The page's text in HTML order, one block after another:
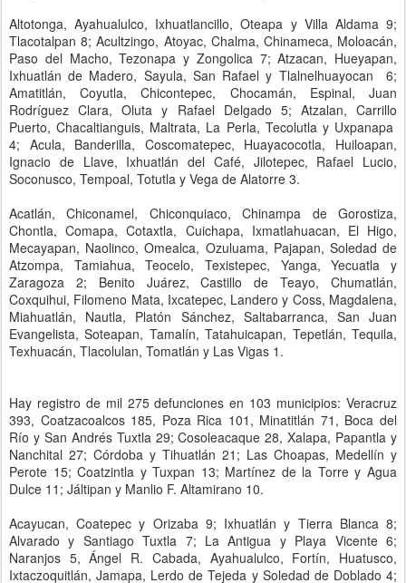
Altotonga, Ayahualulco, Ixhuatlancillo, Oteapa y Villa Aldama 9;
Tlacotalpan 8; Acultzingo, Atoyac, Chalma, Chinameca, Moloacán,
Paso del Macho, Tezonapa y Zongolica 7; Atzacan, Hueyapan,
Ixhuatlán de Madero, Sayula, San Rafael y Tlalnelhuayocan 6;
Amatitlán, Coyutla, Chicontepec, Chocamán, Espinal, Juan
Rodríguez Clara, Oluta y Rafael Delgado 5; Atzalan, Carrillo
Puerto, Chacaltianguis, Maltrata, La Perla, Tecolutla y Uxpanapa
4; Acula, Banderilla, Coscomatepec, Huayacocotla, Huiloapan,
Ignacio de Llave, Ixhuatlán del Café, Jilotepec, Rafael Lucio,
Soconusco, Tempoal, Totutla y Vega de Alatorre 3.
Acatlán, Chiconamel, Chiconquiaco, Chinampa de Gorostiza,
Chontla, Comapa, Cotaxtla, Cuichapa, Ixmatlahuacan, El Higo,
Mecayapan, Naolinco, Omealca, Ozuluama, Pajapan, Soledad de
Atzompa, Tamiahua, Teocelo, Texistepec, Yanga, Yecuatla y
Zaragoza 2; Benito Juárez, Castillo de Teayo, Chumatlán,
Coxquihui, Filomeno Mata, Ixcatepec, Landero y Coss, Magdalena,
Miahuatlán, Nautla, Platón Sánchez, Saltabarranca, San Juan
Evangelista, Soteapan, Tamalín, Tatahuicapan, Tepetlán, Tequila,
Texhuacán, Tlacolulan, Tomatlán y Las Vigas 1.
Hay registro de mil 275 defunciones en 103 municipios: Veracruz
393, Coatzacoalcos 185, Poza Rica 101, Minatitlán 71, Boca del
Río y San Andrés Tuxtla 29; Cosoleacaque 28, Xalapa, Papantla y
Nanchital 27; Córdoba y Tihuatlán 21; Las Choapas, Medellín y
Perote 15; Coatzintla y Tuxpan 13; Martínez de la Torre y Agua
Dulce 11; Jáltipan y Manlio F. Altamirano 10.
Acayucan, Coatepec y Orizaba 9; Ixhuatlán y Tierra Blanca 8;
Alvarado y Santiago Tuxtla 7; La Antigua y Playa Vicente 6;
Naranjos 5, Ángel R. Cabada, Ayahualulco, Fortín, Huatusco,
Ixtaczoquitlán, Jamapa, Lerdo de Tejeda y Soledad de Doblado 4;